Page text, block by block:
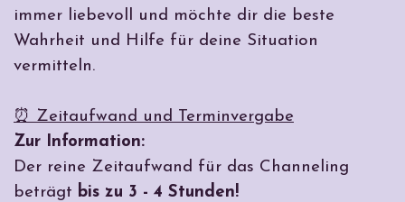
immer liebevoll und möchte dir die beste
Wahrheit und Hilfe für deine Situation
vermitteln.
⏰ Zeitaufwand und Terminvergabe
Zur Information:
Der reine Zeitaufwand für das Channeling
beträgt bis zu 3 - 4 Stunden!